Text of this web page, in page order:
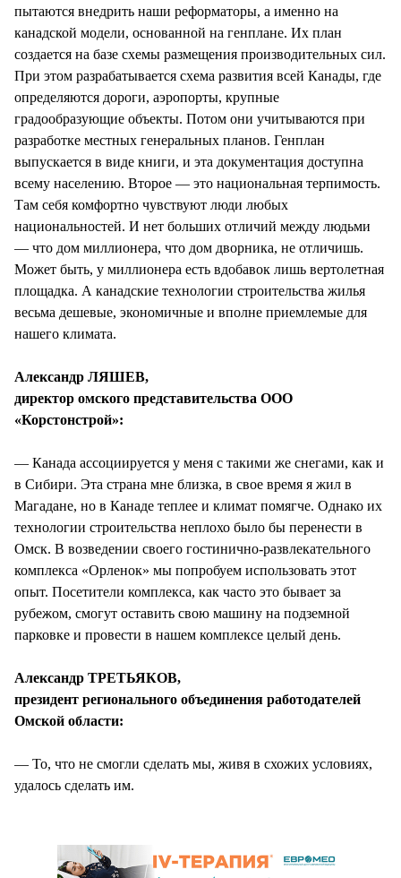
пытаются внедрить наши реформаторы, а именно на
канадской модели, основанной на генплане. Их план
создается на базе схемы размещения производительных сил.
При этом разрабатывается схема развития всей Канады, где
определяются дороги, аэропорты, крупные
градообразующие объекты. Потом они учитываются при
разработке местных генеральных планов. Генплан
выпускается в виде книги, и эта документация доступна
всему населению. Второе — это национальная терпимость.
Там себя комфортно чувствуют люди любых
национальностей. И нет больших отличий между людьми
— что дом миллионера, что дом дворника, не отличишь.
Может быть, у миллионера есть вдобавок лишь вертолетная
площадка. А канадские технологии строительства жилья
весьма дешевые, экономичные и вполне приемлемые для
нашего климата.
Александр ЛЯШЕВ,
директор омского представительства ООО
«Корстонстрой»:
— Канада ассоциируется у меня с такими же снегами, как и
в Сибири. Эта страна мне близка, в свое время я жил в
Магадане, но в Канаде теплее и климат помягче. Однако их
технологии строительства неплохо было бы перенести в
Омск. В возведении своего гостинично-развлекательного
комплекса «Орленок» мы попробуем использовать этот
опыт. Посетители комплекса, как часто это бывает за
рубежом, смогут оставить свою машину на подземной
парковке и провести в нашем комплексе целый день.
Александр ТРЕТЬЯКОВ,
президент регионального объединения работодателей
Омской области:
— То, что не смогли сделать мы, живя в схожих условиях,
удалось сделать им.